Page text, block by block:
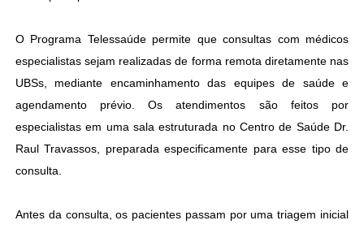
O Programa Telessaúde permite que consultas com médicos
especialistas sejam realizadas de forma remota diretamente nas
UBSs, mediante encaminhamento das equipes de saúde e
agendamento prévio. Os atendimentos são feitos por
especialistas em uma sala estruturada no Centro de Saúde Dr.
Raul Travassos, preparada especificamente para esse tipo de
consulta.
Antes da consulta, os pacientes passam por uma triagem inicial